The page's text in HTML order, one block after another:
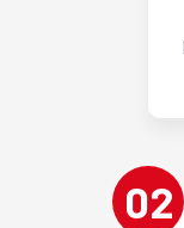
02